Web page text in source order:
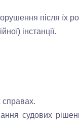
після їх
інстанції.
справах.
судових